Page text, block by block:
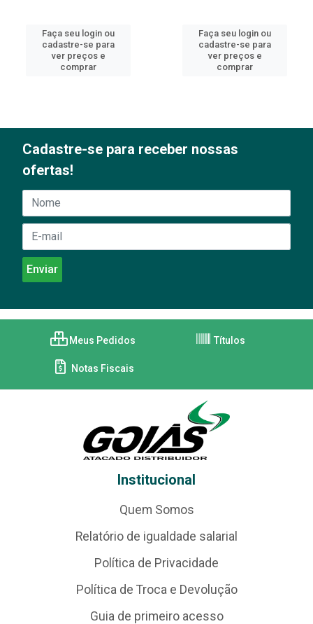
Faça seu login ou
cadastre-se para
ver preços e
comprar
Faça seu login ou
cadastre-se para
ver preços e
comprar
Cadastre-se para receber nossas
ofertas!
Meus Pedidos Títulos
Notas Fiscais
Institucional
Quem Somos
Relatório de igualdade salarial
Política de Privacidade
Política de Troca e Devolução
Guia de primeiro acesso